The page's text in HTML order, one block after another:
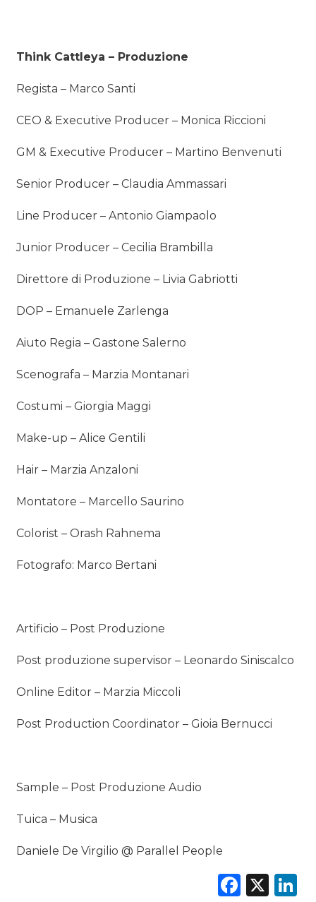
Think Cattleya – Produzione
Regista – Marco Santi
CEO & Executive Producer – Monica Riccioni
GM & Executive Producer – Martino Benvenuti
Senior Producer – Claudia Ammassari
Line Producer – Antonio Giampaolo
Junior Producer – Cecilia Brambilla
Direttore di Produzione – Livia Gabriotti
DOP – Emanuele Zarlenga
Aiuto Regia – Gastone Salerno
Scenografa – Marzia Montanari
Costumi – Giorgia Maggi
Make-up – Alice Gentili
Hair – Marzia Anzaloni
Montatore – Marcello Saurino
Colorist – Orash Rahnema
Fotografo: Marco Bertani
Artificio – Post Produzione
Post produzione supervisor – Leonardo Siniscalco
Online Editor – Marzia Miccoli
Post Production Coordinator – Gioia Bernucci
Sample – Post Produzione Audio
Tuica – Musica
Daniele De Virgilio @ Parallel People
X